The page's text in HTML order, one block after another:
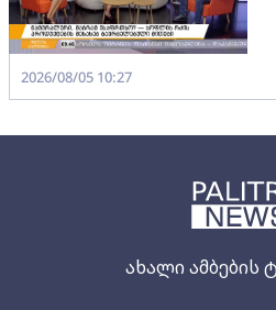
ახალი ამბების
2026/08/05 10:27